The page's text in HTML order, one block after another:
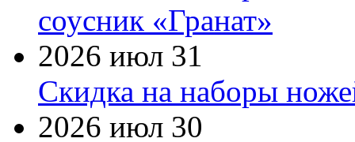
соусник «Гранат»
2026 июл 31
Скидка на наборы
2026 июл 30